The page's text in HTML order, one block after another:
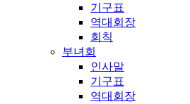
기구표
역대회장
회칙
부녀회
인사말
기구표
역대회장